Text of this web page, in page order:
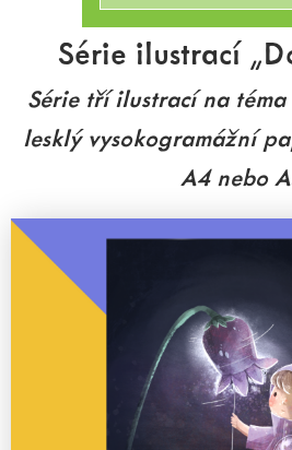
Série ilustrací
Série tří ilustrací na
lesklý vysokogramážní
A4 nebo